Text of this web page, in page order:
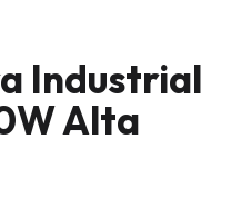
Industrial
Alta